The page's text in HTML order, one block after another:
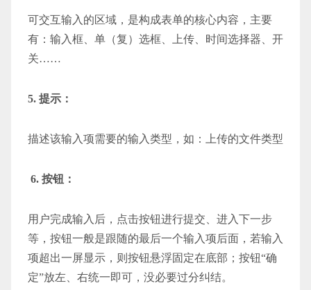
可交互输入的区域，是构成表单的核心内容，主要
有：输入框、单（复）选框、上传、时间选择器、开
关……
5. 提示：
描述该输入项需要的输入类型，如：上传的文件类型
6. 按钮：
用户完成输入后，点击按钮进行提交、进入下一步
等，按钮一般是跟随的最后一个输入项后面，若输入
项超出一屏显示，则按钮悬浮固定在底部；按钮“确
定”放左、右统一即可，没必要过分纠结。